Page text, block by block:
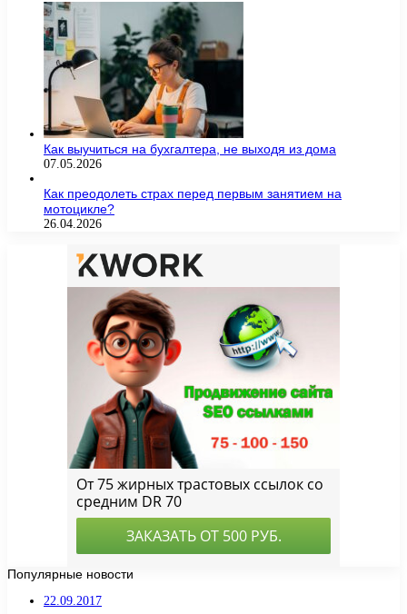
Как выучиться на бухгалтера, не выходя из дома
07.05.2026
Как преодолеть страх перед первым занятием на
мотоцикле?
26.04.2026
Популярные новости
22.09.2017